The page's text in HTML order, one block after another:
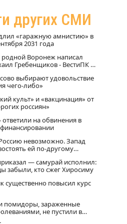
других СМИ
«гаражную амнистию» в
2031 года
Воронеж написал
Гребенщиков - ВестиПК в
выбирают удовольствие
чего-либо»
культ» и «вакцинация» от
россиян»
ответили на обвинения в
невозможно. Запад
ей по-другому
— самурай исполнил:
забыли, кто сжег Хиросиму
существенно повысил курс
помидоры, зараженные
не пустили в
из Китая (ФОТО)